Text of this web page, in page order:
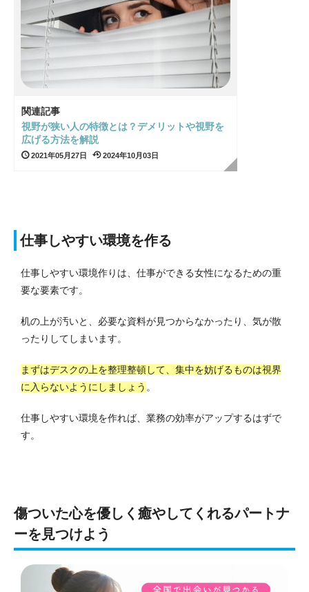
関連記事
視野が狭い人の特徴とは？デメリットや視野を
広げる方法を解説
2021年05月27日 2024年10月03日
仕事しやすい環境を作る
仕事しやすい環境作りは、仕事ができる女性になるための重
要な要素です。
机の上が汚いと、必要な資料が見つからなかったり、気が散
ったりしてしまいます。
まずはデスクの上を整理整頓して、集中を妨げるものは視界
に入らないようにしましょう 。
仕事しやすい環境を作れば、業務の効率がアップするはずで
す。
傷ついた心を優しく癒やしてくれるパートナ
ーを見つけよう